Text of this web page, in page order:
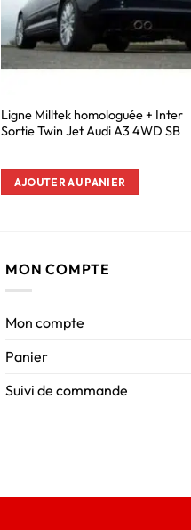
Ligne Milltek homologuée + Inter
Sortie Twin Jet Audi A3 4WD SB
AJOUTER AU PANIER
MON COMPTE
Mon compte
Panier
Suivi de commande